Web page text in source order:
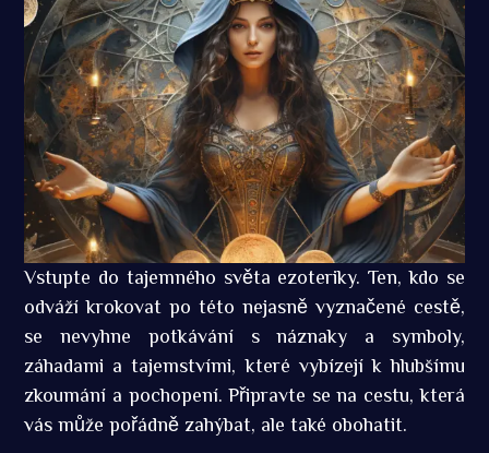
Vstupte do tajemného světa ezoteriky. Ten, kdo se
odváží krokovat po této nejasně vyznačené cestě,
se nevyhne potkávání s náznaky a symboly,
záhadami a tajemstvími, které vybízejí k hlubšímu
zkoumání a pochopení. Připravte se na cestu, která
vás může pořádně zahýbat, ale také obohatit.